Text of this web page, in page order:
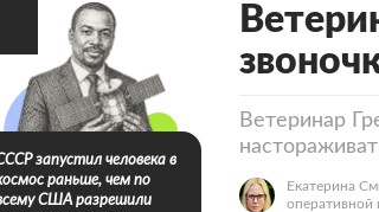
Ветеринар
Екатерина
оперативной
запустил человека в
раньше, чем по
США разрешили